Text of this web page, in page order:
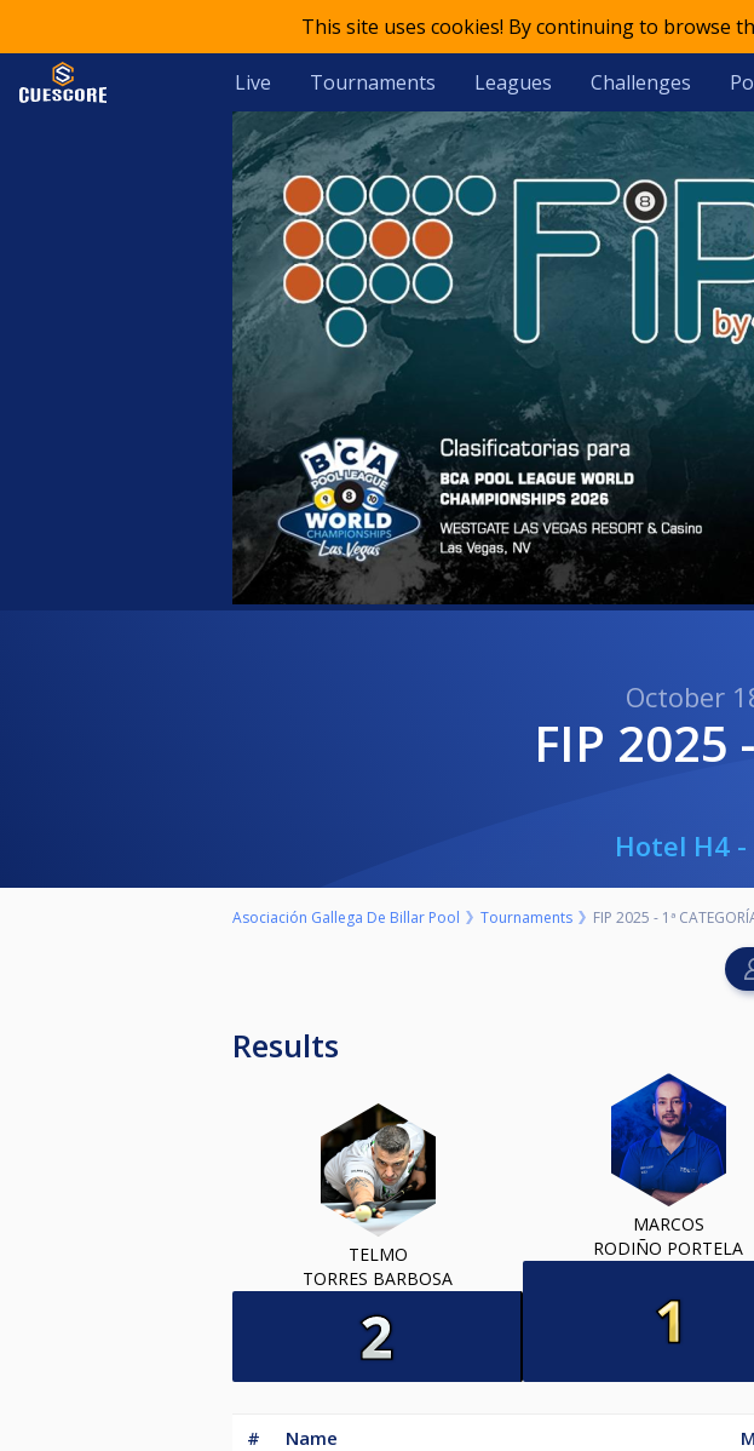
This site uses cookies! By continuing to browse
Live Tournaments Leagues Challenges
October
FIP
Hotel H4
Asociación Gallega De Billar Pool Tournaments FIP 2025 - 1ª
Results
TELMO
TORRES BARBOSA
MARCOS
RODIÑO PORTELA
# Name